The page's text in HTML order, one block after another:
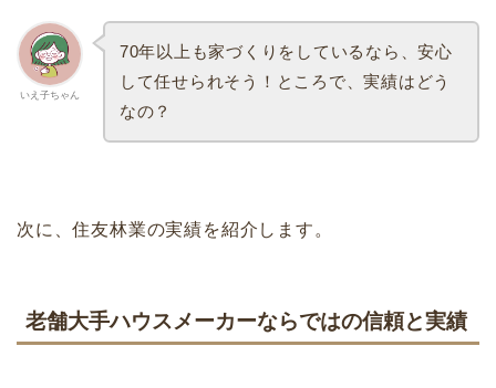
いえ子ちゃん
70年以上も家づくりをしているなら、安心
して任せられそう！ところで、実績はどう
なの？
次に、住友林業の実績を紹介します。
老舗大手ハウスメーカーならではの信頼と実績